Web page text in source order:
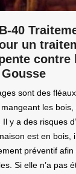
40
un
contre
sont des
les bois,
y a des risques
est en bois,
préventif
Si elle n’a pas